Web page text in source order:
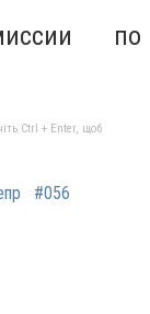
по
Ctrl + Enter, щоб
#056